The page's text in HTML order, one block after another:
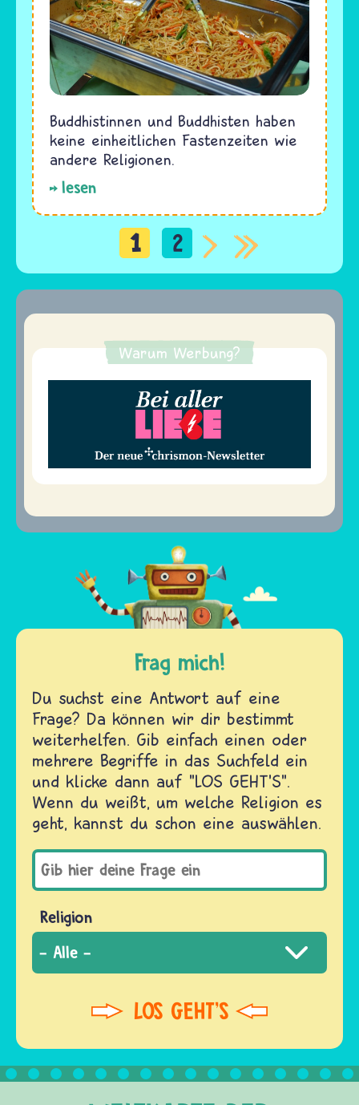
Buddhistinnen und Buddhisten haben
keine einheitlichen Fastenzeiten wie
andere Religionen.
lesen
Seitennummerierung
1 2
Warum Werbung?
Frag mich!
Du suchst eine Antwort auf eine
Frage? Da können wir dir bestimmt
weiterhelfen. Gib einfach einen oder
mehrere Begriffe in das Suchfeld ein
und klicke dann auf "LOS GEHT'S".
Wenn du weißt, um welche Religion es
geht, kannst du schon eine auswählen.
Religion